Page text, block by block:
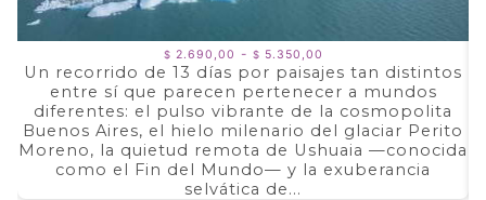
$ 2.690,00 - $ 5.350,00
precios:
desde
$ 2.690,00
hasta
$ 5.350,00
Un recorrido de 13 días por paisajes tan distintos
entre sí que parecen pertenecer a mundos
diferentes: el pulso vibrante de la cosmopolita
Buenos Aires, el hielo milenario del glaciar Perito
Moreno, la quietud remota de Ushuaia —conocida
como el Fin del Mundo— y la exuberancia
selvática de...